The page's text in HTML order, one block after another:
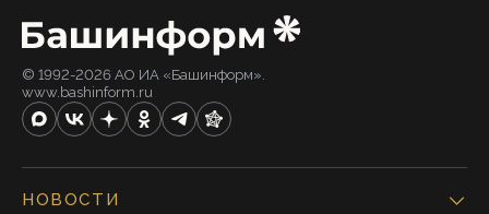
© 1992-2026 АО ИА «Башинформ».
www.bashinform.ru
НОВОСТИ